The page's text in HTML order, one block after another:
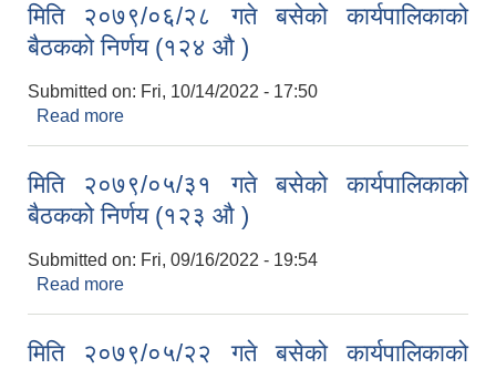
मिति २०७९/०६/२८ गते बसेको कार्यपालिकाको
बैठकको निर्णय (१२४ औ )
Submitted on: Fri, 10/14/2022 - 17:50
Read more
मिति २०७९/०५/३१ गते बसेको कार्यपालिकाको
बैठकको निर्णय (१२३ औ )
Submitted on: Fri, 09/16/2022 - 19:54
Read more
मिति २०७९/०५/२२ गते बसेको कार्यपालिकाको